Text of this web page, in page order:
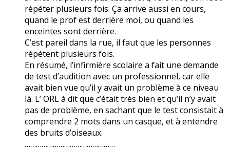
répéter plusieurs fois. Ça arrive aussi en cours,
quand le prof est derrière moi, ou quand les
enceintes sont derrière.
C’est pareil dans la rue, il faut que les personnes
répétent plusieurs fois.
En résumé, l’infirmière scolaire a fait une demande
de test d’audition avec un professionnel, car elle
avait bien vue qu’il y avait un problème à ce niveau
là. L’ ORL à dit que c’était très bien et qu’il n’y avait
pas de problème, en sachant que le test consistait à
comprendre 2 mots dans un casque, et à entendre
des bruits d’oiseaux.
…………………………………………